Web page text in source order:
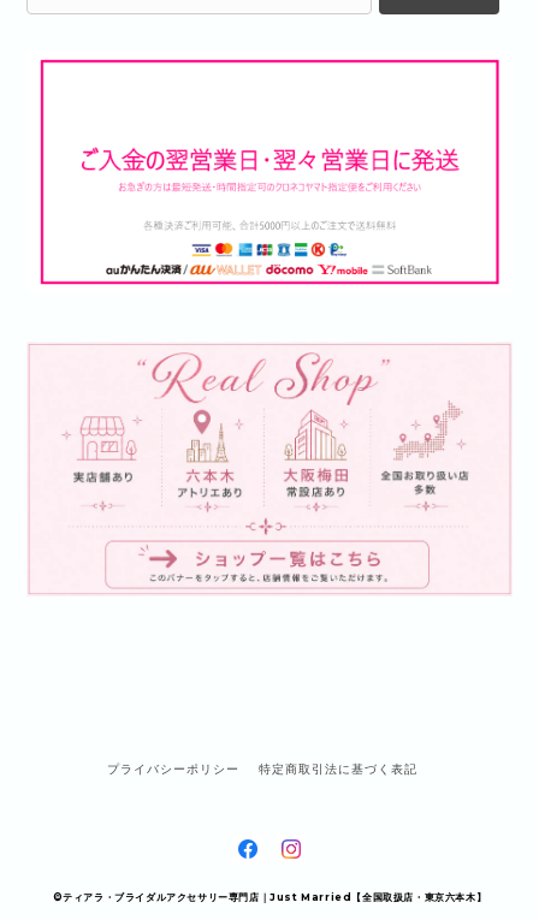
プライバシーポリシー 特定商取引法に基づく表記
©ティアラ・ブライダルアクセサリー専門店｜Just Married【全国取扱店・東京六本木】